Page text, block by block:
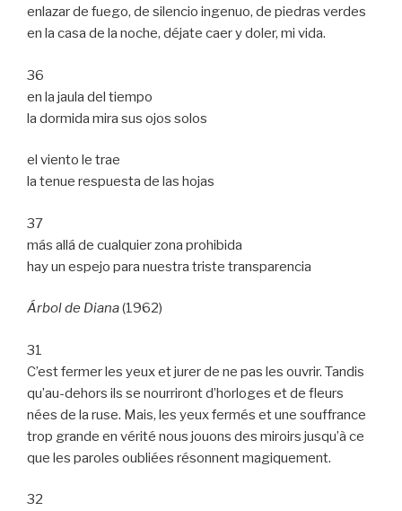
enlazar de fuego, de silencio ingenuo, de piedras verdes
en la casa de la noche, déjate caer y doler, mi vida.
36
en la jaula del tiempo
la dormida mira sus ojos solos
el viento le trae
la tenue respuesta de las hojas
37
más allá de cualquier zona prohibida
hay un espejo para nuestra triste transparencia
Árbol de Diana(1962)
31
C’est fermer les yeux et jurer de ne pas les ouvrir. Tandis
qu’au-dehors ils se nourriront d’horloges et de fleurs
nées de la ruse. Mais, les yeux fermés et une souffrance
trop grande en vérité nous jouons des miroirs jusqu’à ce
que les paroles oubliées résonnent magiquement.
32